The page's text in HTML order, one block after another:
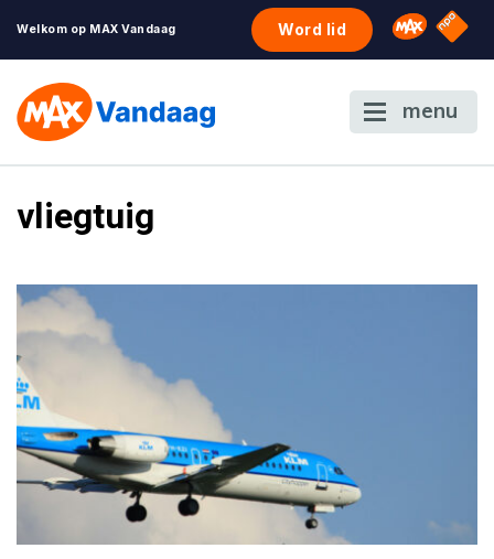
Welkom op MAX Vandaag Word lid Omroep
NPO
menu
vliegtuig